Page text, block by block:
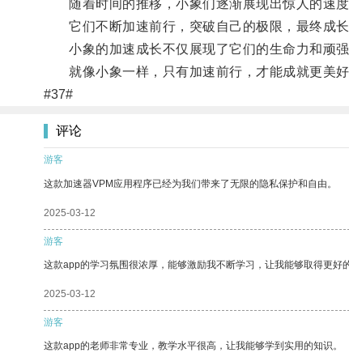
随着时间的推移，小象们逐渐展现出惊人的速度
它们不断加速前行，突破自己的极限，最终成长
小象的加速成长不仅展现了它们的生命力和顽强
就像小象一样，只有加速前行，才能成就更美好
#37#
评论
游客
这款加速器VPM应用程序已经为我们带来了无限的隐私保护和自由。
2025-03-12
游客
这款app的学习氛围很浓厚，能够激励我不断学习，让我能够取得更好
2025-03-12
游客
这款app的老师非常专业，教学水平很高，让我能够学到实用的知识。